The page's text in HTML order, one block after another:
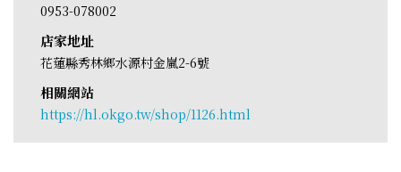
0953-078002
店家地址
花蓮縣秀林鄉水源村金嵐2-6號
相關網站
https://hl.okgo.tw/shop/1126.html